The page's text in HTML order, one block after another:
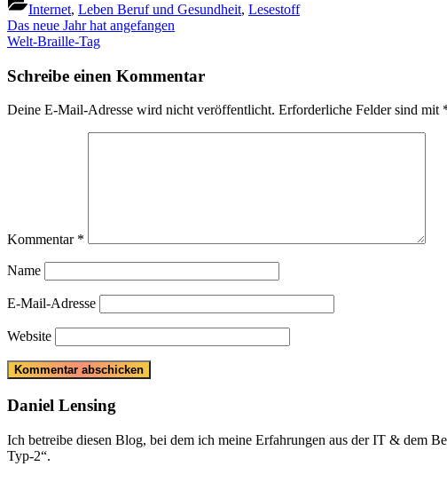
Internet, Leben Beruf und Gesundheit, Lesestoff
Beitragsnavigation
Previous
Post:
Das neue Jahr hat angefangen
Next
Welt-Braille-Tag
Schreibe einen Kommentar
Deine E-Mail-Adresse wird nicht veröffentlicht. Erforderliche Felder sind mit
Kommentar *
Name
E-Mail-Adresse
Website
Daniel Lensing
Ich betreibe diesen Blog, bei dem ich meine Erfahrungen aus der IT & dem
Typ-2“.